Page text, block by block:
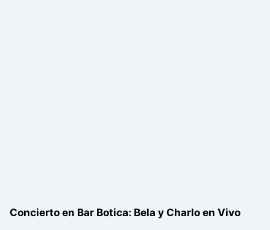
Concierto en Bar Botica: Bela y Charlo en Vivo